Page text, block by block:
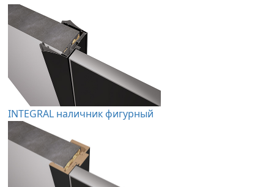
INTEGRAL наличник фигурный